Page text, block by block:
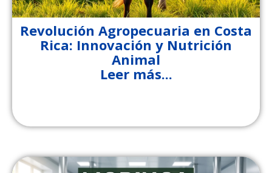
Revolución Agropecuaria en Costa
Rica: Innovación y Nutrición
Animal
Leer más...